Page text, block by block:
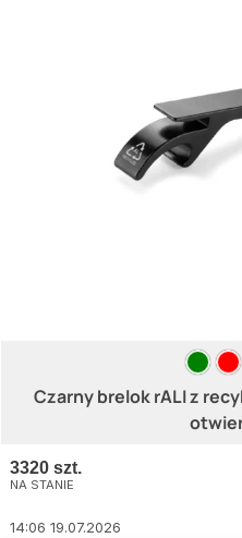
Czarny brelok rALI z
3320 szt.
NA STANIE
14:06 19.07.2026